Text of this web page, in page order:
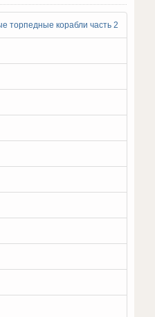
торпедные корабли часть 2